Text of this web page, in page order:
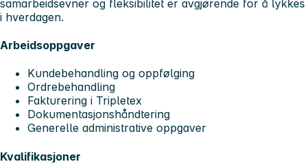
samarbeidsevner og fleksibilitet er avgjørende for å lykkes
i hverdagen.
Arbeidsoppgaver
Kundebehandling og oppfølging
Ordrebehandling
Fakturering i Tripletex
Dokumentasjonshåndtering
Generelle administrative oppgaver
Kvalifikasjoner